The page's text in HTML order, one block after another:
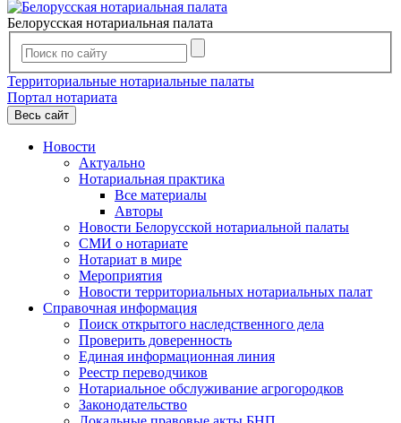
Белорусская нотариальная палата
Территориальные нотариальные палаты
Портал нотариата
Весь сайт
Новости
Актуально
Нотариальная практика
Все материалы
Авторы
Новости Белорусской нотариальной палаты
СМИ о нотариате
Нотариат в мире
Мероприятия
Новости территориальных нотариальных палат
Справочная информация
Поиск открытого наследственного дела
Проверить доверенность
Единая информационная линия
Реестр переводчиков
Нотариальное обслуживание агрогородков
Законодательство